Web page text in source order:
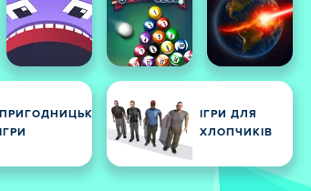
ПРИГОДНИЦЬКІ
ІГРИ
ІГРИ ДЛЯ
ХЛОПЧИКІВ